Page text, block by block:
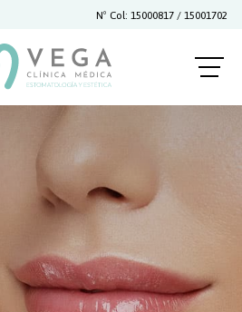
Nº Col: 15000817 / 15001702